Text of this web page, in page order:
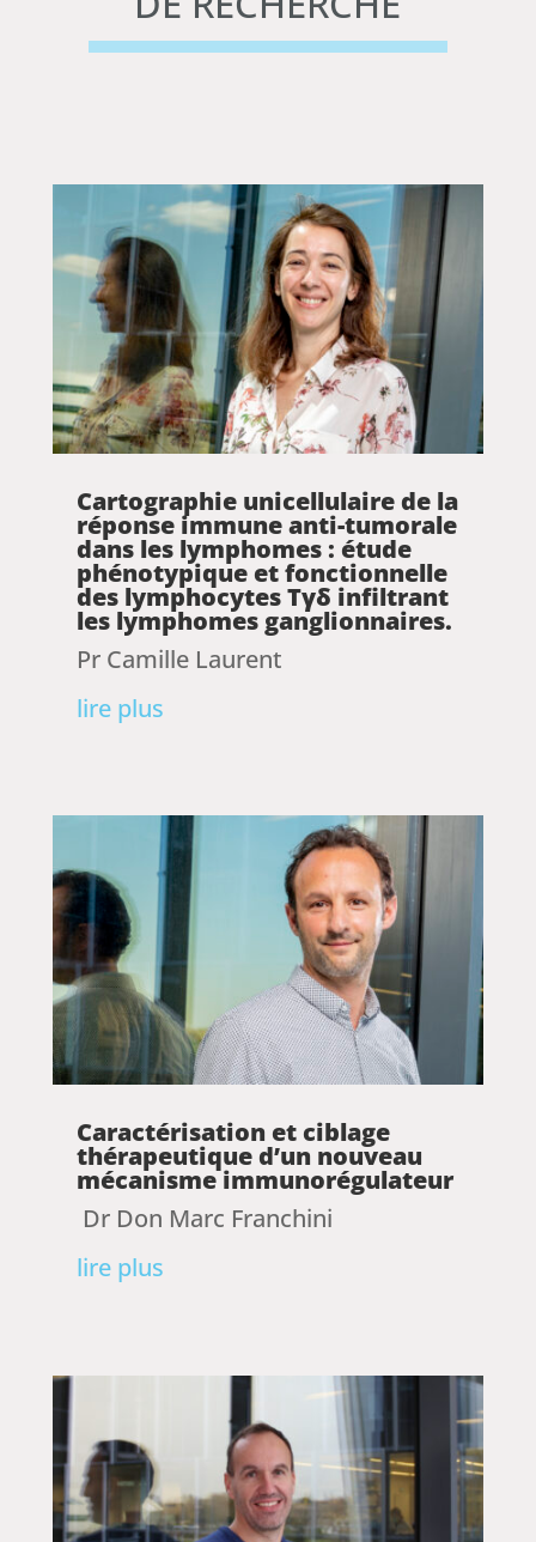
Cartographie unicellulaire de la
réponse immune anti-tumorale
dans les lymphomes : étude
phénotypique et fonctionnelle
des lymphocytes Tγδ infiltrant
les lymphomes ganglionnaires.
Pr Camille Laurent
lire plus
Caractérisation et ciblage
thérapeutique d’un nouveau
mécanisme immunorégulateur
Dr Don Marc Franchini
lire plus